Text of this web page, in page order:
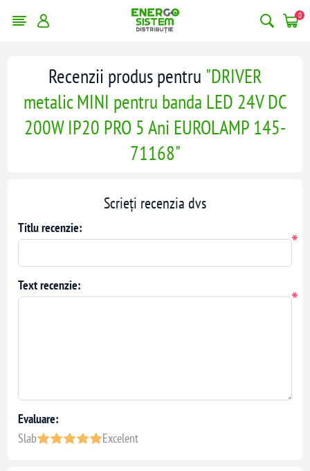
0
Recenzii produs pentru DRIVER
metalic MINI pentru banda LED 24V DC
200W IP20 PRO 5 Ani EUROLAMP 145-
71168
Scrieți recenzia dvs
Titlu recenzie:
*
Text recenzie:
*
Evaluare:
Slab
Excelent